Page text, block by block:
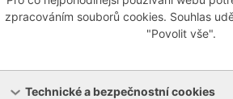
chladícího zařízení
a revize chladících zařízení v
zpracováním souborů cookies. Souhlas
"Povolit vše".
Technické a bezpečnostní cookies